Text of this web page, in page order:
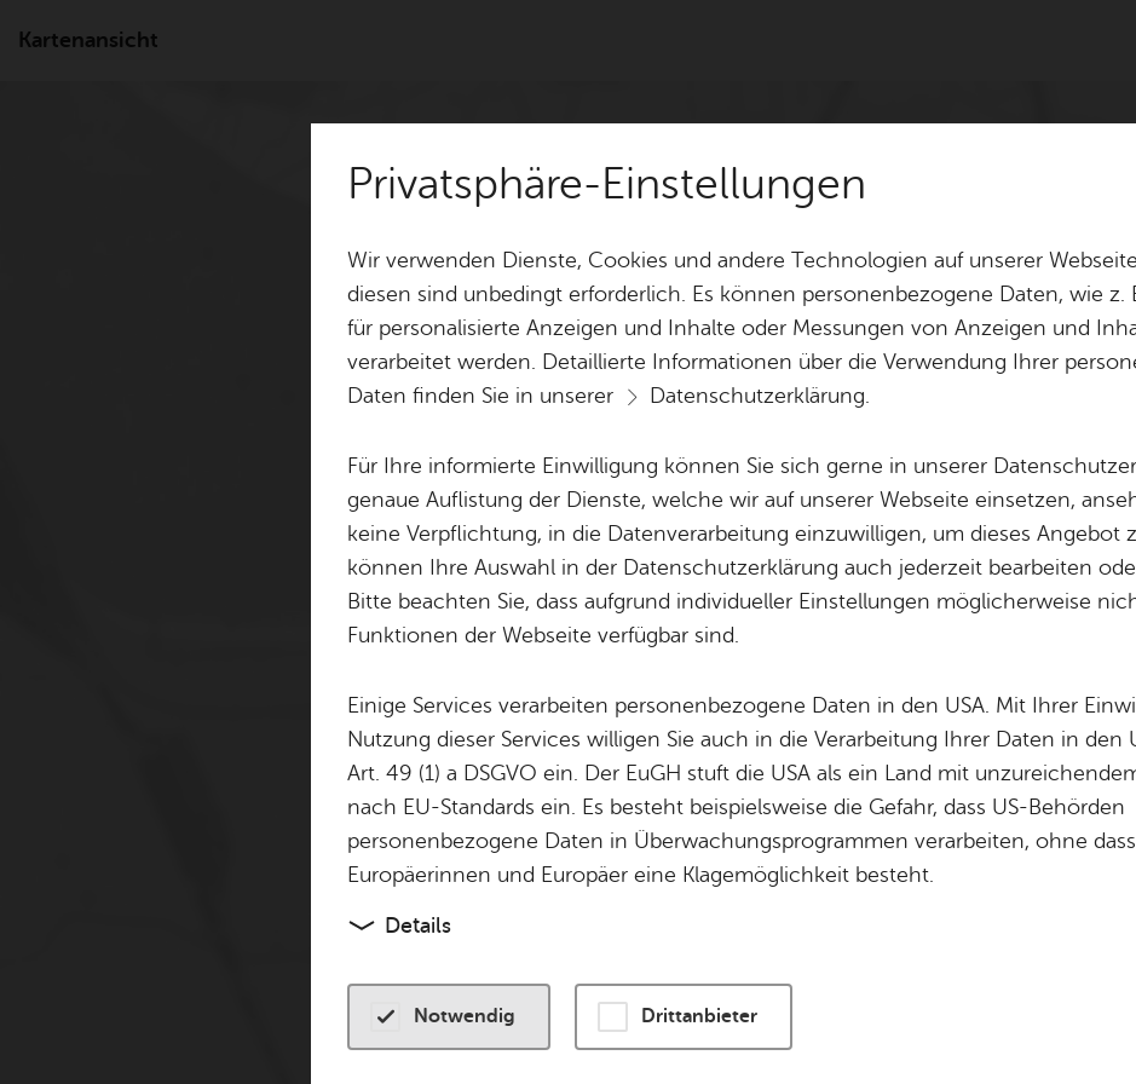
Kartenansicht
Cookie-Hinweis
Zum Laden dieser Karte wird eine Verbindung zu externen Servern hergestellt. Diese
andere Tracking-Technologien, um die Bedienung zu personalisieren und zu verbessern.
Cookies akzeptieren und Karte laden
Privatsphäre-Einstellungen
Wir verwenden Dienste, Cookies und andere Technologien auf unserer
diesen sind unbedingt erforderlich. Es können personenbezogene Daten, wie z.
für personalisierte Anzeigen und Inhalte oder Messungen von Anzeigen und
verarbeitet werden. Detaillierte Informationen über die Verwendung Ihrer
Daten finden Sie in unserer
Datenschutzerklärung.
Für Ihre informierte Einwilligung können Sie sich gerne in unserer
genaue Auflistung der Dienste, welche wir auf unserer Webseite einsetzen,
keine Verpflichtung, in die Datenverarbeitung einzuwilligen, um dieses Angebot
können Ihre Auswahl in der Datenschutzerklärung auch jederzeit bearbeiten
Bitte beachten Sie, dass aufgrund individueller Einstellungen möglicherweise
Funktionen der Webseite verfügbar sind.
Einige Services verarbeiten personenbezogene Daten in den USA. Mit Ihrer
Nutzung dieser Services willigen Sie auch in die Verarbeitung Ihrer Daten in den
Art. 49 (1) a DSGVO ein. Der EuGH stuft die USA als ein Land mit
nach EU-Standards ein. Es besteht beispielsweise die Gefahr, dass US-Behörden
personenbezogene Daten in Überwachungsprogrammen verarbeiten, ohne
Europäerinnen und Europäer eine Klagemöglichkeit besteht.
Details
Notwendig Drittanbieter